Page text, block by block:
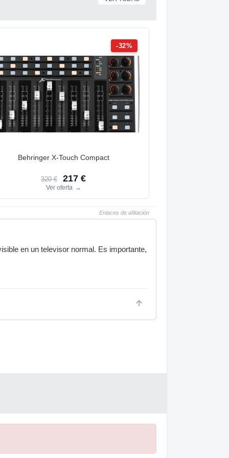
-32%
Behringer X-Touch Compact
320 € 217 €
Ver oferta →
Enlaces de afiliación
en un televisor normal. Es importante,